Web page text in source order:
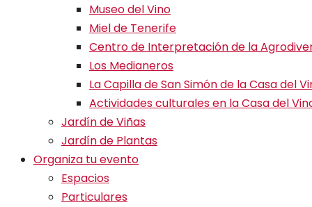
Museo del Vino
Miel de Tenerife
Centro de Interpretación de la
Los Medianeros
La Capilla de San Simón de la Casa del
Actividades culturales en la Casa del
Jardín de Viñas
Jardín de Plantas
Organiza tu evento
Espacios
Particulares